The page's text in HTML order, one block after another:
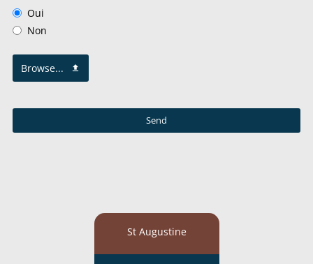
Oui
Non
Browse...
Send
St Augustine